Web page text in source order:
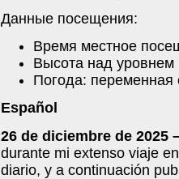
Данные посещения:
Время местное
Высота над
Погода: переменная
Español
26 de diciembre de 2025
durante mi extenso viaje
diario, y a continuación